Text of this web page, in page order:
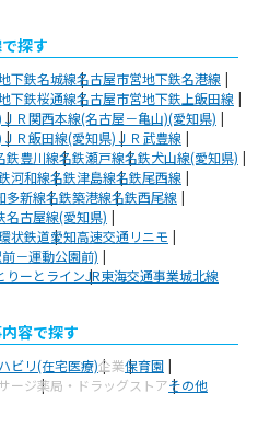
探す
下鉄名城線名古屋市営地下鉄名港線
下鉄桜通線名古屋市営地下鉄上飯田線
ＪＲ関西本線(名古屋－亀山)(愛知県)
ＪＲ飯田線(愛知県)ＪＲ武豊線
鉄豊川線名鉄瀬戸線名鉄犬山線(愛知県)
河和線名鉄津島線名鉄尾西線
多新線名鉄築港線名鉄西尾線
名古屋線(愛知県)
状鉄道愛知高速交通リニモ
－運動公園前)
りーとラインJR東海交通事業城北線
容で探す
ビリ(在宅医療)企業保育園
ージ薬局・ドラッグストアその他